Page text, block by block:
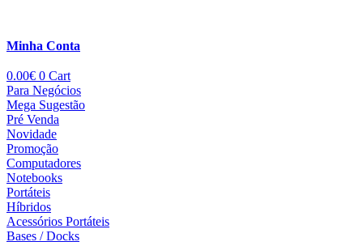
Minha Conta
0.00€ 0 Cart
Para Negócios
Mega Sugestão
Pré Venda
Novidade
Promoção
Computadores
Notebooks
Portáteis
Híbridos
Acessórios Portáteis
Bases / Docks